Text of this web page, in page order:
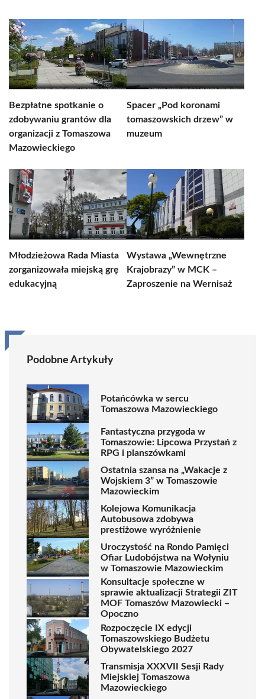
Bezpłatne spotkanie o
zdobywaniu grantów dla
organizacji z Tomaszowa
Mazowieckiego
Spacer „Pod koronami
tomaszowskich drzew” w
muzeum
Młodzieżowa Rada Miasta
zorganizowała miejską grę
edukacyjną
Wystawa „Wewnętrzne
Krajobrazy” w MCK –
Zaproszenie na Wernisaż
Podobne Artykuły
Potańcówka w sercu
Tomaszowa Mazowieckiego
Fantastyczna przygoda w
Tomaszowie: Lipcowa Przystań z
RPG i planszówkami
Ostatnia szansa na „Wakacje z
Wojskiem 3” w Tomaszowie
Mazowieckim
Kolejowa Komunikacja
Autobusowa zdobywa
prestiżowe wyróżnienie
Uroczystość na Rondo Pamięci
Ofiar Ludobójstwa na Wołyniu
w Tomaszowie Mazowieckim
Konsultacje społeczne w
sprawie aktualizacji Strategii ZIT
MOF Tomaszów Mazowiecki –
Opoczno
Rozpoczęcie IX edycji
Tomaszowskiego Budżetu
Obywatelskiego 2027
Transmisja XXXVII Sesji Rady
Miejskiej Tomaszowa
Mazowieckiego